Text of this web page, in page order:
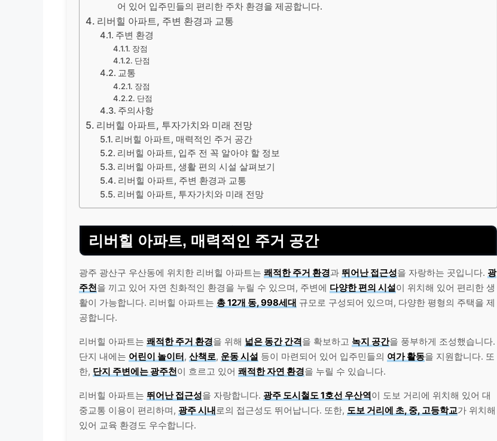
어 있어 입주민들의 편리한 주차 환경을 제공합니다.
리버힐 아파트, 주변 환경과 교통
주변 환경
장점
단점
교통
장점
단점
주의사항
리버힐 아파트, 투자가치와 미래 전망
리버힐 아파트, 매력적인 주거 공간
리버힐 아파트, 입주 전 꼭 알아야 할 정보
리버힐 아파트, 생활 편의 시설 살펴보기
리버힐 아파트, 주변 환경과 교통
리버힐 아파트, 투자가치와 미래 전망
리버힐 아파트, 매력적인 주거 공간
광주 광산구 우산동에 위치한 리버힐 아파트는 쾌적한 주거 환경과 뛰어난 접근성을 자랑하는 곳입니다. 광
주천을 끼고 있어 자연 친화적인 환경을 누릴 수 있으며, 주변에 다양한 편의 시설이 위치해 있어 편리한 생
활이 가능합니다. 리버힐 아파트는 총 12개 동, 998세대 규모로 구성되어 있으며, 다양한 평형의 주택을 제
공합니다.
리버힐 아파트는 쾌적한 주거 환경을 위해 넓은 동간 간격을 확보하고 녹지 공간을 풍부하게 조성했습니다.
단지 내에는 어린이 놀이터, 산책로, 운동 시설 등이 마련되어 있어 입주민들의 여가 활동을 지원합니다. 또
한, 단지 주변에는 광주천이 흐르고 있어 쾌적한 자연 환경을 누릴 수 있습니다.
리버힐 아파트는 뛰어난 접근성을 자랑합니다. 광주 도시철도 1호선 우산역이 도보 거리에 위치해 있어 대
중교통 이용이 편리하며, 광주 시내로의 접근성도 뛰어납니다. 또한, 도보 거리에 초, 중, 고등학교가 위치해
있어 교육 환경도 우수합니다.